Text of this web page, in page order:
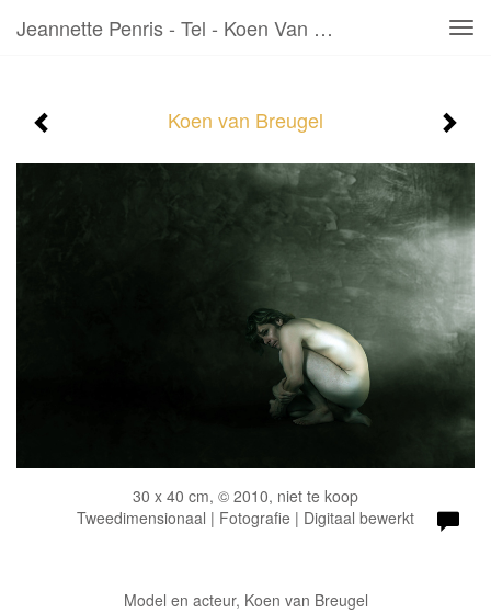
Jeannette Penris - Tel - Koen Van Breugel
Koen van Breugel
30 x 40 cm, © 2010, niet te koop
Tweedimensionaal | Fotografie | Digitaal bewerkt
Model en acteur, Koen van Breugel